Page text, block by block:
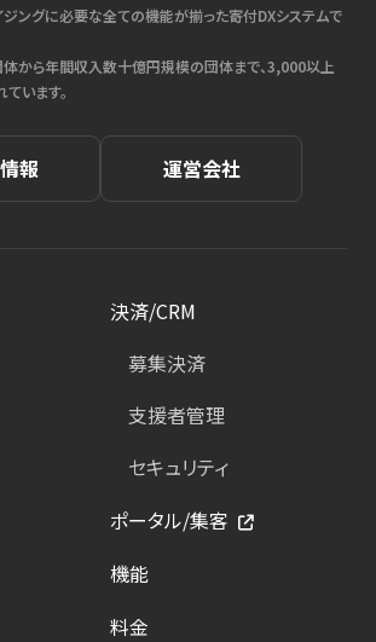
ジングに必要な全ての機能が揃った寄付DXシステムで
から年間収入数十億円規模の団体まで、3,000以上
います。
報 運営会社
決済/CRM
募集決済
支援者管理
セキュリティ
ポータル/集客
機能
料金